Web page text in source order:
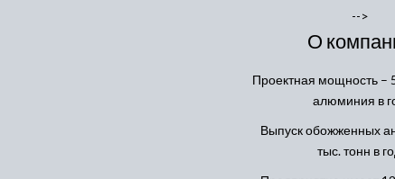
-->
О
Проектная мощность –
алюминия в
Выпуск обожженных
тыс. тонн в